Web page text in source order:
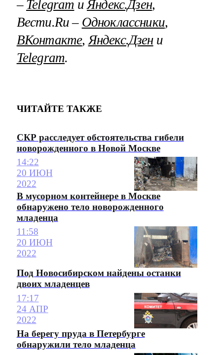
– Telegram и Яндекс.Дзен,
Вести.Ru – Одноклассники,
ВКонтакте, Яндекс.Дзени
Telegram.
ЧИТАЙТЕ ТАКЖЕ
СКР расследует обстоятельства гибели
новорожденного в Новой Москве
14:22
20 ИЮН
2022
В мусорном контейнере в Москве
обнаружено тело новорожденного
младенца
11:58
20 ИЮН
2022
Под Новосибирском найдены останки
двоих младенцев
17:17
24 АПР
2022
На берегу пруда в Петербурге
обнаружили тело младенца